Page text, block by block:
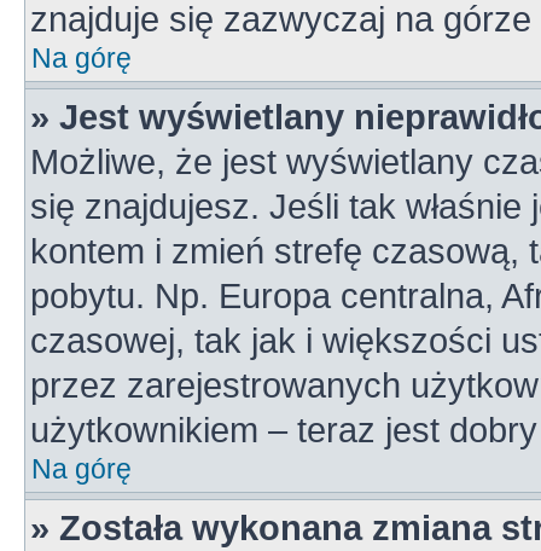
znajduje się zazwyczaj na
Na górę
» Jest wyświetlany
Możliwe, że jest wyświetlany
się znajdujesz. Jeśli tak
kontem i zmień strefę czasową,
pobytu. Np. Europa centralna,
czasowej, tak jak i większości
przez zarejestrowanych
użytkownikiem – teraz jest
Na górę
» Została wykonana zmiana